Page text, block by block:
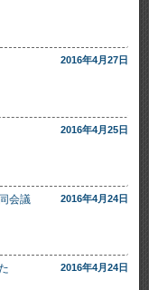
2016年4月27日
2016年4月25日
会議 2016年4月24日
2016年4月24日